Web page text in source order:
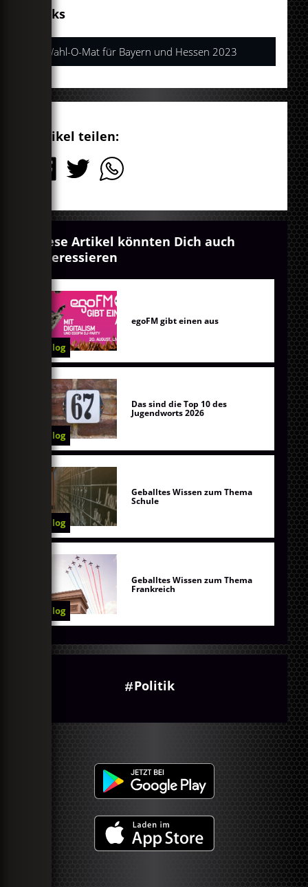
Links
Wahl-O-Mat für Bayern und Hessen 2023
Artikel teilen:
Diese Artikel könnten Dich auch
interessieren
Blog
egoFM gibt einen aus
Blog
Das sind die Top 10 des
Jugendworts 2026
Blog
Geballtes Wissen zum Thema
Schule
Blog
Geballtes Wissen zum Thema
Frankreich
Politik